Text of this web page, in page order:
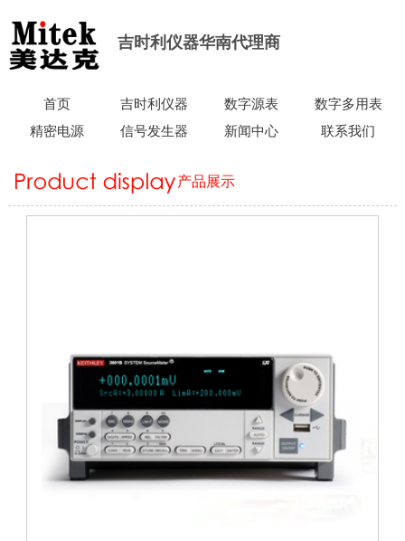
吉时利仪器华南代理商
首页 吉时利仪器 数字源表
数字多用表
精密电源
信号发生器 新闻中心 联系我们
产品展示